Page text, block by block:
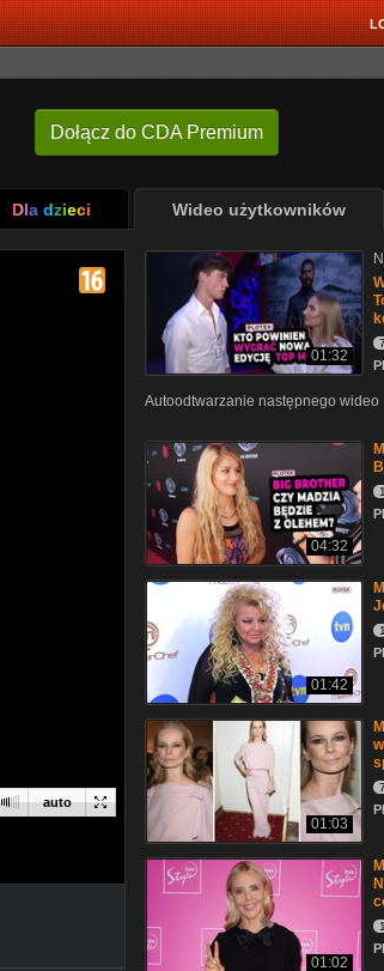
Dołącz do CDA Premium
Dla dzieci Wideo użytkowników
auto
01:32
Autoodtwarzanie następnego wideo
04:32
01:42
01:03
01:02